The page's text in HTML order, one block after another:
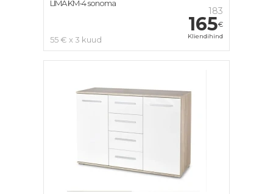
183
165€
Kliendihind
55 € x 3 kuud
LIMA KM-4 sonoma